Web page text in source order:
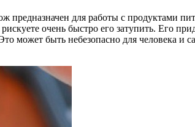
для работы с продуктами
очень быстро его затупить. Его
может быть небезопасно для человека и